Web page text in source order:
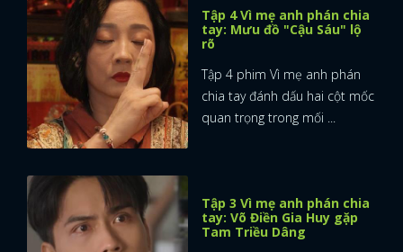
Tập 4 Vì mẹ anh phán chia
tay: Mưu đồ "Cậu Sáu" lộ
rõ
Tập 4 phim Vì mẹ anh phán
chia tay đánh dấu hai cột mốc
quan trọng trong mối ...
Tập 3 Vì mẹ anh phán chia
tay: Võ Điền Gia Huy gặp
Tam Triều Dâng